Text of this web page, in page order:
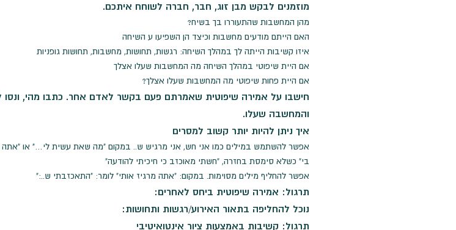
מוזמנים לבקש מבן זוג, חבר, חברה לשוחח איתכם.
מהן המחשבות שהתעוררו בך בשיח?
האם הייתם מודעים מחשבות וכיצד הן השפיעו ע השיחה
איזו קשיבות הייתה לך במהלך השיחה: רגשות, תחושות, מחשבות, תחושות גופניות
אם היית שיפוטי במהלך השיחה מה המחשבות שעלו אצלך
אם היית פחות שיפוטי מה המחשבות שעלו אצלך?
חישבו על אמירה שיפוטית שאמרתם פעם בקשר לאדם אחר. כתבו מהי,
והמחשבה שעלו.
איך ניתן להיות יותר קשוב למסרים
אפשר להשתמש במילים כמו אני חש, אני מרגיש ש.. במקום "מה שאת עשית לי…" או
בי" כשלא סימסת בחזרה, "חשתי מאוכזב כי חיכיתי להודעה"
אפשר להחליף מילים מסוימות. במקום: "אתה מרגיז אותי" לומר: "התאכזבתי ש..:"
תרגול: אמירה שיפוטית ביחס לאחרים:
נוכל להחליפה בתאור האירוע/רגשות ותחושות:
תרגול: קשיבות באמצעות ציור אינטואיטיבי